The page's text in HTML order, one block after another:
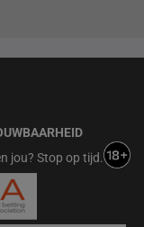
jou? Stop op tijd.